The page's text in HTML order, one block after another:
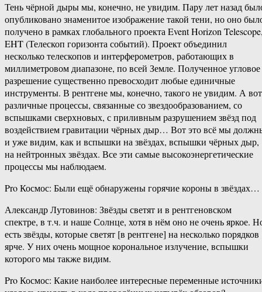
Тень чёрной дыры мы, конечно, не увидим. Пару лет назад
опубликовано знаменитое изображение такой тени, но оно
получено в рамках глобального проекта Event Horizon
EHT (Телескоп горизонта событий). Проект объединил
несколько телескопов и интерферометров, работающих в
миллиметровом диапазоне, по всей Земле. Полученное угловое
разрешение существенно превосходит любые единичные
инструменты. В рентгене мы, конечно, такого не увидим. А вот
различные процессы, связанные со звездообразованием, со
вспышками сверхновых, с приливным разрушением звёзд под
воздействием гравитации чёрных дыр… Вот это всё мы
и уже видим, как и вспышки на звёздах, вспышки чёрных дыр,
на нейтронных звёздах. Все эти самые высокоэнергетические
процессы мы наблюдаем.
Pro Космос: Были ещё обнаружены горячие короны в звёздах…
Александр Лутовинов: Звёзды светят и в рентгеновском
спектре, в т.ч. и наше Солнце, хотя в нём оно не очень яркое.
есть звёзды, которые светят [в рентгене] на несколько порядков
ярче. У них очень мощное корональное излучение, вспышки
которого мы также видим.
Pro Космос: Какие наиболее интересные переменные